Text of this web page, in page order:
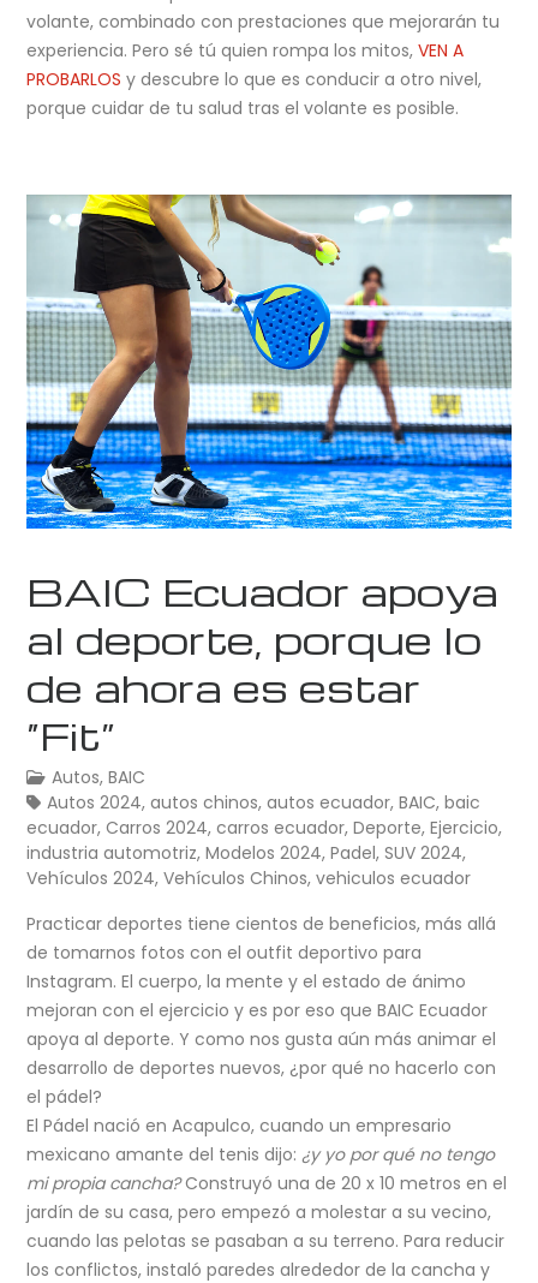
volante, combinado con prestaciones que mejorarán tu
experiencia. Pero sé tú quien rompa los mitos,VEN A
PROBARLOS y descubre lo que es conducir a otro nivel,
porque cuidar de tu salud tras el volante es posible.
BAIC Ecuador apoya
al deporte, porque lo
de ahora es estar
“Fit”
Autos,BAIC
Autos 2024,autos chinos,autos ecuador,BAIC,baic
ecuador,Carros 2024,carros ecuador,Deporte,Ejercicio,
industria automotriz,Modelos 2024,Padel,SUV 2024,
Vehículos 2024,Vehículos Chinos,vehiculos ecuador
Practicar deportes tiene cientos de beneficios, más allá
de tomarnos fotos con el outfit deportivo para
Instagram. El cuerpo, la mente y el estado de ánimo
mejoran con el ejercicio y es por eso que BAIC Ecuador
apoya al deporte. Y como nos gusta aún más animar el
desarrollo de deportes nuevos, ¿por qué no hacerlo con
el pádel?
El Pádel nació en Acapulco, cuando un empresario
mexicano amante del tenis dijo:¿y yo por qué no tengo
mi propia cancha?Construyó una de 20 x 10 metros en el
jardín de su casa, pero empezó a molestar a su vecino,
cuando las pelotas se pasaban a su terreno. Para reducir
los conflictos, instaló paredes alrededor de la cancha y